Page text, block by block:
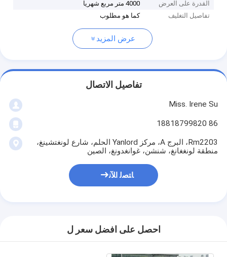
القدرة على العرض
4000 متر مربع شهريا
تفاصيل التغليف
كما هو مطلوب
عرض المزيد
تفاصيل الاتصال
Miss. Irene Su
86 18818799820
Rm2203، البرج A، مركز Yanlord الحلم، شارع لونغتشينغ،
منطقة لونغغانغ، شنشن، غوانغدونغ، الصين
ﺎﺘﺼﻟ ﺍﻶﻧ
احصل على افضل سعر ل